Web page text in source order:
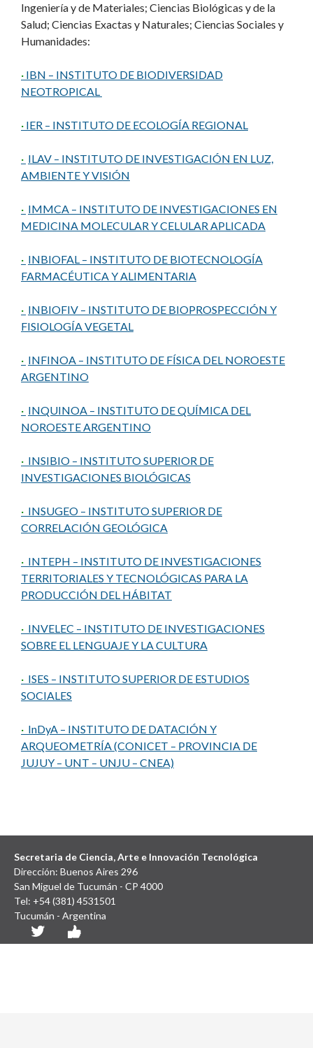
Ingeniería y de Materiales; Ciencias Biológicas y de la
Salud; Ciencias Exactas y Naturales; Ciencias Sociales y
Humanidades:
· IBN – INSTITUTO DE BIODIVERSIDAD
NEOTROPICAL
· IER – INSTITUTO DE ECOLOGÍA REGIONAL
· ILAV – INSTITUTO DE INVESTIGACIÓN EN LUZ,
AMBIENTE Y VISIÓN
· IMMCA – INSTITUTO DE INVESTIGACIONES EN
MEDICINA MOLECULAR Y CELULAR APLICADA
· INBIOFAL – INSTITUTO DE BIOTECNOLOGÍA
FARMACÉUTICA Y ALIMENTARIA
· INBIOFIV – INSTITUTO DE BIOPROSPECCIÓN Y
FISIOLOGÍA VEGETAL
· INFINOA – INSTITUTO DE FÍSICA DEL NOROESTE
ARGENTINO
· INQUINOA – INSTITUTO DE QUÍMICA DEL
NOROESTE ARGENTINO
· INSIBIO – INSTITUTO SUPERIOR DE
INVESTIGACIONES BIOLÓGICAS
· INSUGEO – INSTITUTO SUPERIOR DE
CORRELACIÓN GEOLÓGICA
· INTEPH – INSTITUTO DE INVESTIGACIONES
TERRITORIALES Y TECNOLÓGICAS PARA LA
PRODUCCIÓN DEL HÁBITAT
· INVELEC – INSTITUTO DE INVESTIGACIONES
SOBRE EL LENGUAJE Y LA CULTURA
· ISES – INSTITUTO SUPERIOR DE ESTUDIOS
SOCIALES
· InDyA – INSTITUTO DE DATACIÓN Y
ARQUEOMETRÍA (CONICET – PROVINCIA DE
JUJUY – UNT – UNJU – CNEA)
Secretaria de Ciencia, Arte e Innovación Tecnológica
Dirección: Buenos Aires 296
San Miguel de Tucumán - CP 4000
Tel: +54 (381) 4531501
Tucumán - Argentina